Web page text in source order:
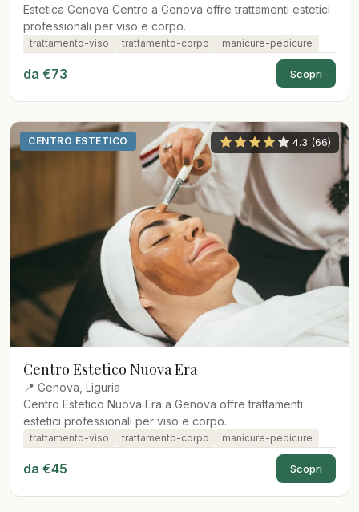
Estetica Genova Centro a Genova offre trattamenti estetici
professionali per viso e corpo.
trattamento-viso trattamento-corpo manicure-pedicure
da €73 Scopri
CENTRO ESTETICO 4.3 (66)
Centro Estetico Nuova Era
📍 Genova, Liguria
Centro Estetico Nuova Era a Genova offre trattamenti
estetici professionali per viso e corpo.
trattamento-viso trattamento-corpo manicure-pedicure
da €45 Scopri